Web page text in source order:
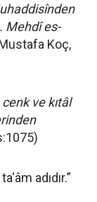
Mehdî es-
Koç,
ve kıtâl
adıdır.”